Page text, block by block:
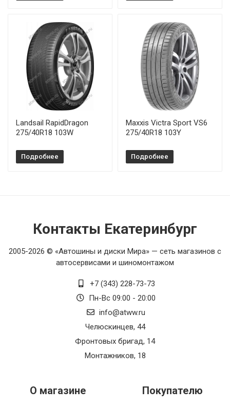
Landsail RapidDragon
275/40R18 103W
Подробнее
Maxxis Victra Sport VS6
275/40R18 103Y
Подробнее
Контакты Екатеринбург
2005-2026 © «Автошины и диски Мира» — сеть магазинов с
автосервисами и шиномонтажом
+7 (343) 228-73-73
Пн-Вс 09:00 - 20:00
info@atww.ru
Челюскинцев, 44
Фронтовых бригад, 14
Монтажников, 18
О магазине Покупателю